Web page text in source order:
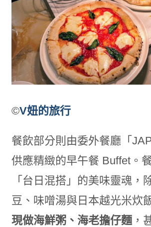
©V妞的旅行
餐飲部分則由委外餐廳「
供應精緻的早午餐 Buffet。
「台日混搭」的美味靈魂，
豆、味噌湯與日本越光米炊
現做海鮮粥、海老擔仔麵，